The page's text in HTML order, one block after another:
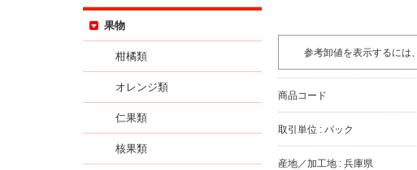
参考卸値を表示するには、
商品コード
取引単位 : パック
産地／加工地 : 兵庫県
果物
柑橘類
オレンジ類
仁果類
核果類